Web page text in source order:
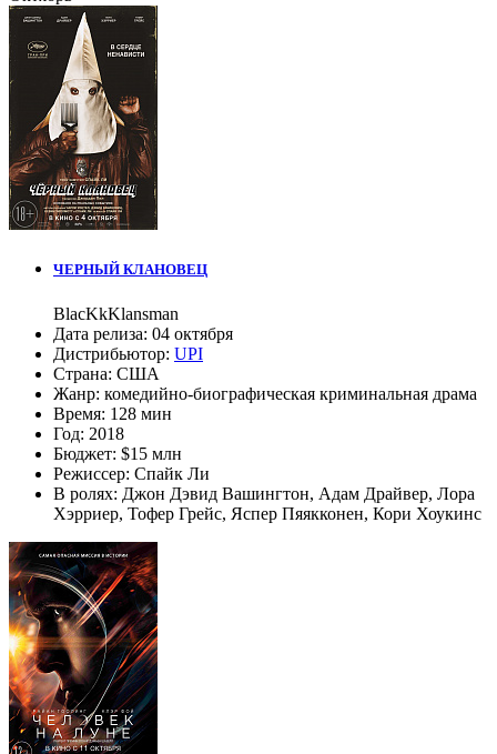
ЧЕРНЫЙ КЛАНОВЕЦ
BlacKkKlansman
Дата релиза: 04 октября
Дистрибьютор: UPI
Страна: США
Жанр: комедийно-биографическая криминальная драма
Время: 128 мин
Год: 2018
Бюджет: $15 млн
Режиссер: Спайк Ли
В ролях: Джон Дэвид Вашингтон, Адам Драйвер, Лора
Хэрриер, Тофер Грейс, Яспер Пяякконен, Кори Хоукинс